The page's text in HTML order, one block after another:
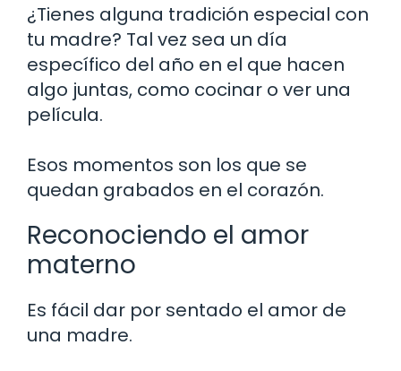
¿Tienes alguna tradición especial con
tu madre? Tal vez sea un día
específico del año en el que hacen
algo juntas, como cocinar o ver una
película.
Esos momentos son los que se
quedan grabados en el corazón.
Reconociendo el amor
materno
Es fácil dar por sentado el amor de
una madre.